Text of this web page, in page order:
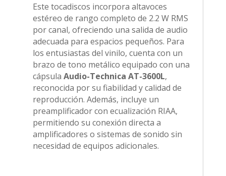
Este tocadiscos incorpora altavoces
estéreo de rango completo de 2.2 W RMS
por canal, ofreciendo una salida de audio
adecuada para espacios pequeños. Para
los entusiastas del vinilo, cuenta con un
brazo de tono metálico equipado con una
cápsula Audio-Technica AT-3600L,
reconocida por su fiabilidad y calidad de
reproducción. Además, incluye un
preamplificador con ecualización RIAA,
permitiendo su conexión directa a
amplificadores o sistemas de sonido sin
necesidad de equipos adicionales.